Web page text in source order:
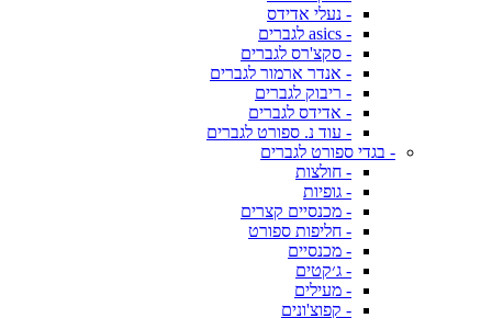
- נעלי אדידס
- asics לגברים
- סקצ'רס לגברים
- אנדר ארמור לגברים
- ריבוק לגברים
- אדידס לגברים
- עוד נ. ספורט לגברים
- בגדי ספורט לגברים
- חולצות
- גופיות
- מכנסיים קצרים
- חליפות ספורט
- מכנסיים
- ג׳קטים
- מעילים
- קפוצ'ונים